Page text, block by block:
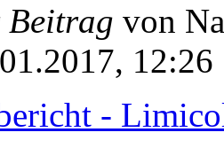
Beitrag von
12:26
-